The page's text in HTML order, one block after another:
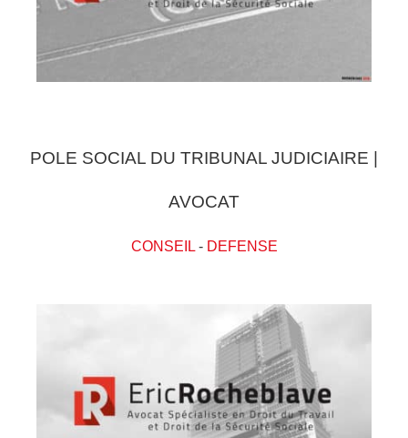
POLE SOCIAL DU TRIBUNAL JUDICIAIRE |
AVOCAT
CONSEIL- DEFENSE